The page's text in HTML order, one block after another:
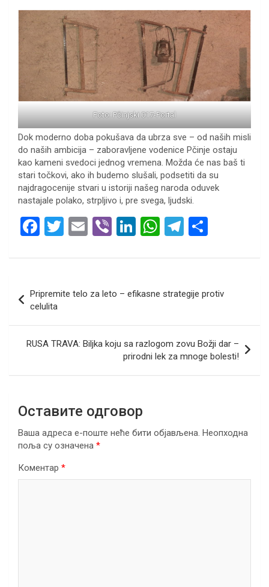
Foto: Pčinjski 017-Portal
Dok moderno doba pokušava da ubrza sve – od naših misli
do naših ambicija – zaboravljene vodenice Pčinje ostaju
kao kameni svedoci jednog vremena. Možda će nas baš ti
stari točkovi, ako ih budemo slušali, podsetiti da su
najdragocenije stvari u istoriji našeg naroda oduvek
nastajale polako, strpljivo i, pre svega, ljudski.
F
ce
o
o
k
T
tt
E
ail
Vi
er
Li
ke
dI
n
W
at
A
p
p
T
e
gr
a
m
ar
чланка
Pripremite telo za leto – efikasne strategije protiv
celulita
RUSA TRAVA: Biljka koju sa razlogom zovu Božji dar –
prirodni lek za mnoge bolesti!
Оставите одговор
Ваша адреса е-поште неће бити објављена. Неопходна
поља су означена *
Коментар *